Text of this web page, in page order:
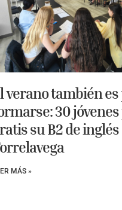
verano también es
30
su B2 de
MÁS »